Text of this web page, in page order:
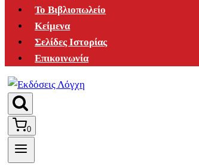
Το Βιβλιοπωλείο
Κείμενα
Σελίδες Ιστορίας
Επικοινωνία
0